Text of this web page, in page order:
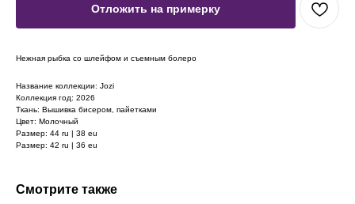
Отложить на примерку
Нежная рыбка со шлейфом и съемным болеро
Название коллекции: Jozi
Коллекция год: 2026
Ткань: Вышивка бисером, пайетками
Цвет: Молочный
Размер: 44 ru | 38 eu
Размер: 42 ru | 36 eu
Смотрите также